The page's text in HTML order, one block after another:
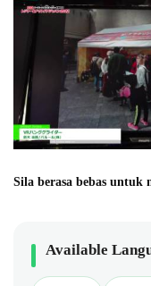
Sila berasa bebas untuk
Available